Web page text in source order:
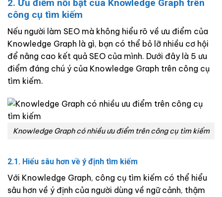
2. Ưu điểm nổi bật của Knowledge Graph trên
công cụ tìm kiếm
Nếu người làm SEO mà không hiểu rõ về ưu điểm của
Knowledge Graph là gì, bạn có thể bỏ lỡ nhiều cơ hội
để nâng cao kết quả SEO của mình. Dưới đây là 5 ưu
điểm đáng chú ý của Knowledge Graph trên công cụ
tìm kiếm.
Knowledge Graph có nhiều ưu điểm trên công cụ tìm kiếm
2.1. Hiểu sâu hơn về ý định tìm kiếm
Với Knowledge Graph, công cụ tìm kiếm có thể hiểu
sâu hơn về ý định của người dùng về ngữ cảnh, thậm